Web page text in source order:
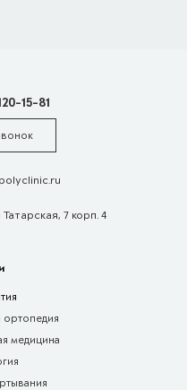
15-81
7 корп. 4
ортопедия
медицина